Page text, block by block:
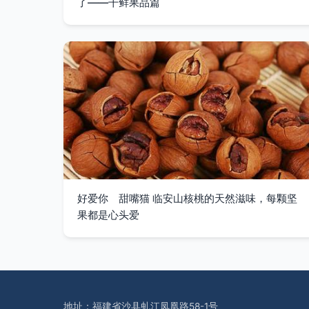
好爱你 甜嘴猫 临安山核桃的天然滋味，每颗坚
果都是心头爱
地址：福建省沙县虬江凤凰路58-1号